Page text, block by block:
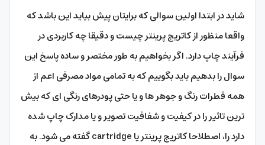
شاید در ابتدا اولین سوالی که برایتان پیش بیاید این باشد که
واقعا منظور از کاتریج پرینتر چیست و دقیقا چه کاربردی در
فرآیند چاپ دارد. اگر بخواهیم به طور مختصر و ساده پاسخ این
سوال را بدهیم باید بگوییم که به تمامی مواد مصرفی اعم از
همه قطرات رنگ و جوهر ها و یا حتی پودرهای رنگی ای که بیش
ترین تاثیر را در کیفیت و شفافیت تصویر و یا مدارک چاپ شده
دارد را، اصطلاحا کاتریج پرینتر یا cartridge گفته می شود. به